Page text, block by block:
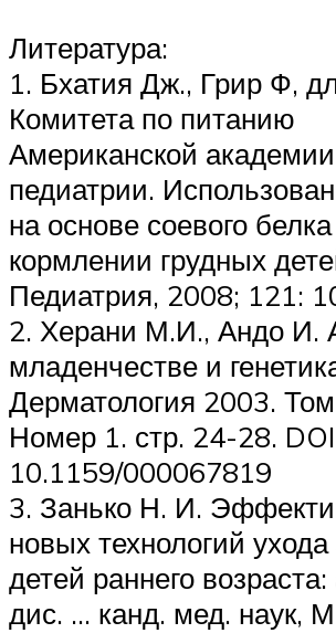
Литература:
1. Бхатия Дж., Грир Ф,
Комитета по питанию
Американской академии
педиатрии.
на основе соевого
кормлении грудных
Педиатрия, 2008; 121:
2. Херани М.И., Андо И.
младенчестве и
Дерматология 2003.
Номер 1. стр. 24-28.
10.1159/000067819
3. Занько Н. И.
новых технологий
детей раннего
дис. … канд. мед. наук,